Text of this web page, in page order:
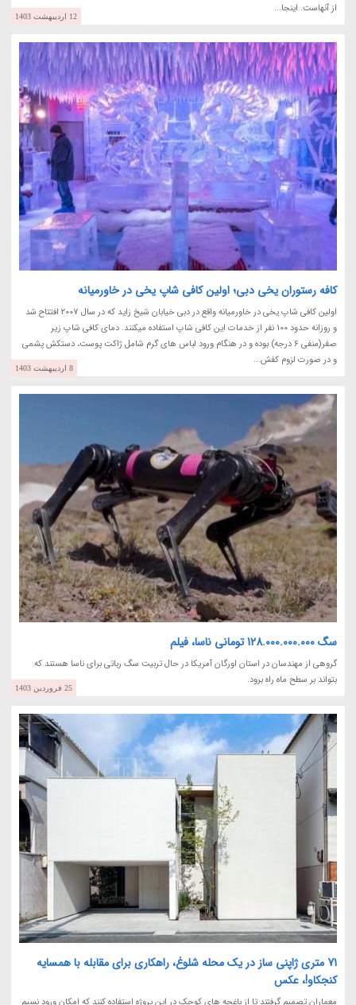
از آنهاست. اینجا...
12 اردیبهشت 1403
کافه رستوران یخی دبی؛ اولین کافی شاپ یخی در خاورمیانه
اولین کافی شاپ یخی در خاورمیانه واقع در دبی خیابان شیخ زاید که در سال 2007 افتتاح شد
و روزانه حدود 100 نفر از خدمات این کافی شاپ استفاده میکنند. دمای کافی شاپ زیر
صفر(منفی 6 درجه) بوده و در هنگام ورود لباس های گرم شامل ژاکت پوست، دستکش پشمی
و در صورت لزوم کفش...
8 اردیبهشت 1403
سگ 128.000.000.000 تومانی ناسا، فیلم
گروهی از مهندسان در استان اورگان آمریکا در حال تربیت سگ رباتی برای ناسا هستند که
بتواند بر سطح ماه راه برود.
25 فروردین 1403
71 متری ژاپنی ساز در یک محله شلوغ، راهکاری برای مقابله با همسایه
کنجکاو!، عکس
معماران تصمیم گرفتند تا از باغچه های کوچک در این پروژه استفاده کنند که امکان ورود نسیم